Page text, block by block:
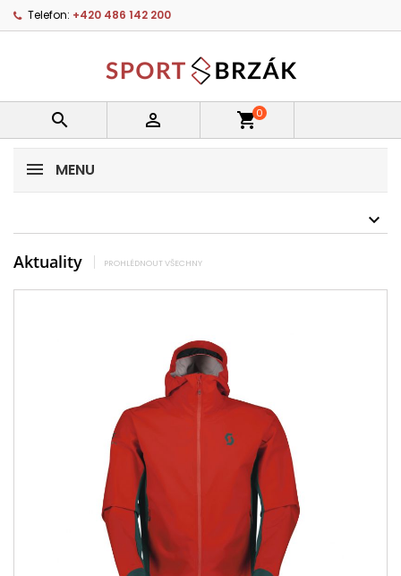
Telefon: +420 486 142 200
  shopping_cart0
MENU
Aktuality PROHLÉDNOUT VŠECHNY